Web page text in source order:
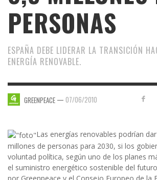
PERSONAS
ESPAÑA DEBE LIDERAR LA TRANSICIÓN
ENERGÍA RENOVABLE.
GREENPEACE — 07/06/2010
Las energías renovables podrían
millones de personas para 2030, si los
voluntad política, según uno de los planes
el suministro energético sostenible del